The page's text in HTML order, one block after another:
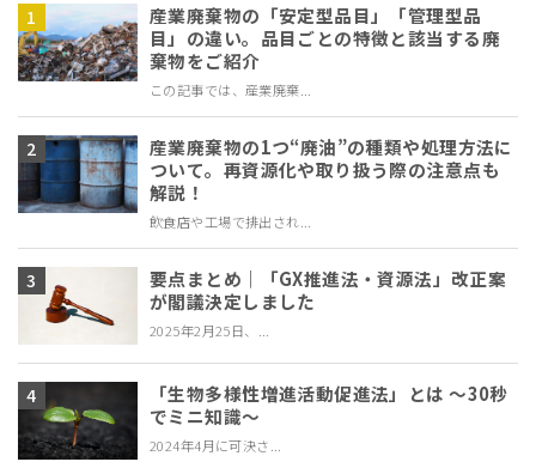
産業廃棄物の「安定型品目」「管理型品
目」の違い。品目ごとの特徴と該当する廃
棄物をご紹介
この記事では、産業廃棄...
産業廃棄物の1つ“廃油”の種類や処理方法に
ついて。再資源化や取り扱う際の注意点も
解説！
飲食店や工場で排出され...
要点まとめ｜「GX推進法・資源法」改正案
が閣議決定しました
2025年2月25日、...
「生物多様性増進活動促進法」とは ～30秒
でミニ知識～
2024年4月に可決さ...